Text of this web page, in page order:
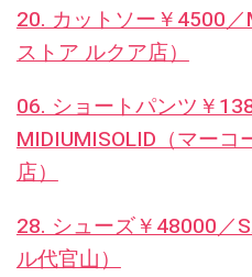
20. カットソー￥4500
ストア ルクア店）
06. ショートパンツ￥
MIDIUMISOLID（マー
店）
28. シューズ￥48000／
ル代官山）